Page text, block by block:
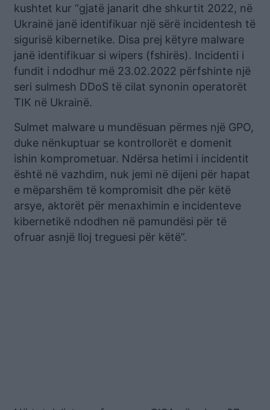
kushtet kur “gjatë janarit dhe shkurtit 2022, në
Ukrainë janë identifikuar një sërë incidentesh të
sigurisë kibernetike. Disa prej këtyre malware
janë identifikuar si wipers (fshirës). Incidenti i
fundit i ndodhur më 23.02.2022 përfshinte një
seri sulmesh DDoS të cilat synonin operatorët
TIK në Ukrainë.
Sulmet malware u mundësuan përmes një GPO,
duke nënkuptuar se kontrollorët e domenit
ishin komprometuar. Ndërsa hetimi i incidentit
është në vazhdim, nuk jemi në dijeni për hapat
e mëparshëm të kompromisit dhe për këtë
arsye, aktorët për menaxhimin e incidenteve
kibernetikë ndodhen në pamundësi për të
ofruar asnjë lloj treguesi për këtë”.